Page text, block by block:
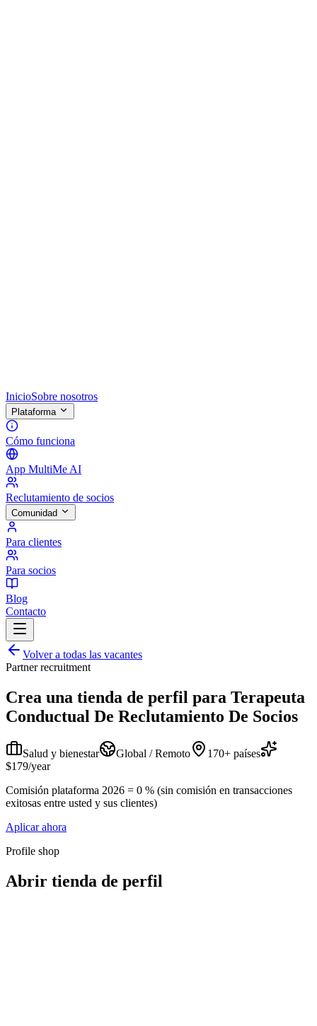
InicioSobre nosotros
Plataforma
Cómo funciona
App MultiMe AI
Reclutamiento de socios
Comunidad
Para clientes
Para socios
Blog
Contacto
Volver a todas las vacantes
Partner recruitment
Crea una tienda de perfil para Terapeuta
Conductual De Reclutamiento De Socios
Salud y bienestar Global / Remoto
170+ países
$179/year
Comisión plataforma 2026 = 0 % (sin comisión en transacciones
exitosas entre usted y sus clientes)
Aplicar ahora
Profile shop
Abrir tienda de perfil